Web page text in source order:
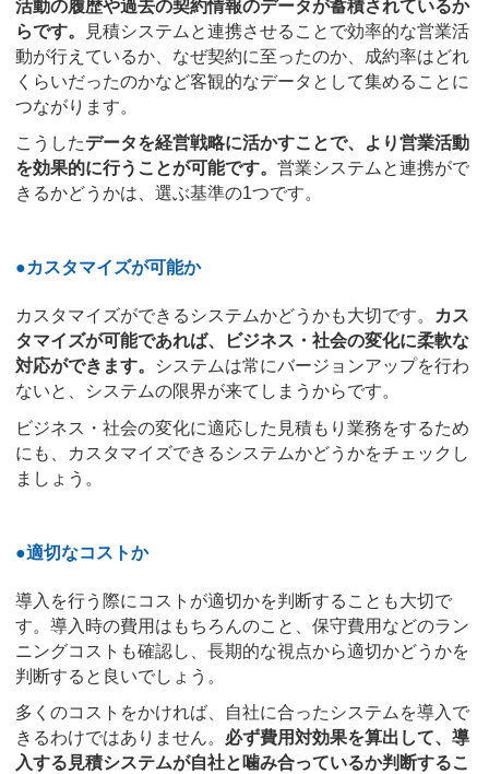
活動の履歴や過去の契約情報のデータが蓄積されているか
らです。
見積システムと連携させることで効率的な営業活
動が行えているか、なぜ契約に至ったのか、成約率はどれ
くらいだったのかなど客観的なデータとして集めることに
つながります。
こうしたデータを経営戦略に活かすことで、より営業活動
を効果的に行うことが可能です。 営業システムと連携がで
きるかどうかは、選ぶ基準の1つです。
●カスタマイズが可能か
カスタマイズができるシステムかどうかも大切です。
カス
タマイズが可能であれば、ビジネス・社会の変化に柔軟な
対応ができます。
システムは常にバージョンアップを行わ
ないと、システムの限界が来てしまうからです。
ビジネス・社会の変化に適応した見積もり業務をするため
にも、カスタマイズできるシステムかどうかをチェックし
ましょう。
●適切なコストか
導入を行う際にコストが適切かを判断することも大切で
す。導入時の費用はもちろんのこと、保守費用などのラン
ニングコストも確認し、長期的な視点から適切かどうかを
判断すると良いでしょう。
多くのコストをかければ、自社に合ったシステムを導入で
きるわけではありません。 必ず費用対効果を算出して、導
入する見積システムが自社と噛み合っているか判断するこ